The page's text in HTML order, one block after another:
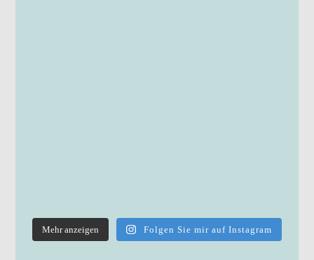
Mehr anzeigen Folgen Sie mir auf Instagram